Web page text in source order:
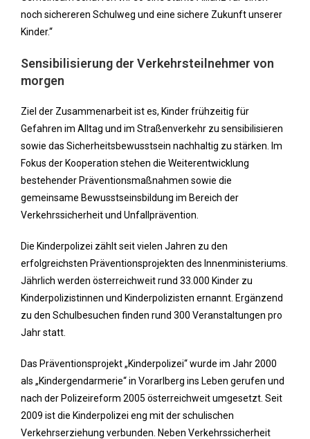
noch sichereren Schulweg und eine sichere Zukunft unserer
Kinder.“
Sensibilisierung der Verkehrsteilnehmer von
morgen
Ziel der Zusammenarbeit ist es, Kinder frühzeitig für
Gefahren im Alltag und im Straßenverkehr zu sensibilisieren
sowie das Sicherheitsbewusstsein nachhaltig zu stärken. Im
Fokus der Kooperation stehen die Weiterentwicklung
bestehender Präventionsmaßnahmen sowie die
gemeinsame Bewusstseinsbildung im Bereich der
Verkehrssicherheit und Unfallprävention.
Die Kinderpolizei zählt seit vielen Jahren zu den
erfolgreichsten Präventionsprojekten des Innenministeriums.
Jährlich werden österreichweit rund 33.000 Kinder zu
Kinderpolizistinnen und Kinderpolizisten ernannt. Ergänzend
zu den Schulbesuchen finden rund 300 Veranstaltungen pro
Jahr statt.
Das Präventionsprojekt „Kinderpolizei“ wurde im Jahr 2000
als „Kindergendarmerie“ in Vorarlberg ins Leben gerufen und
nach der Polizeireform 2005 österreichweit umgesetzt. Seit
2009 ist die Kinderpolizei eng mit der schulischen
Verkehrserziehung verbunden. Neben Verkehrssicherheit